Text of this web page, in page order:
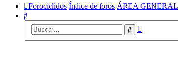
Forocíclidos Índice de foros ÁREA GENERAL
Buscar
Buscar